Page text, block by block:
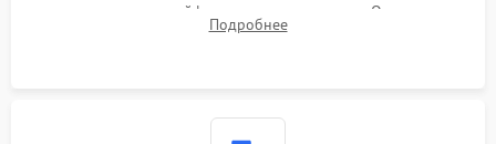
отключение шлейфов матрицы и питания. Очистка
массивной системы охлаждения от скопившейся пыли.
Подробнее